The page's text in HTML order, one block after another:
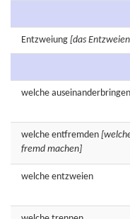
Entzweiung [das
welche auseinanderbringen
welche entfremden
fremd machen]
welche entzweien